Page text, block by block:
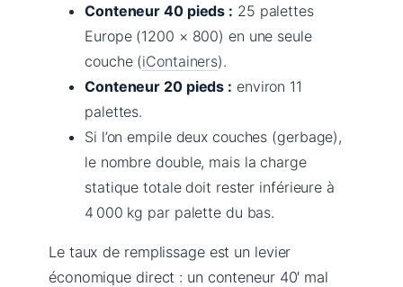
Conteneur 40 pieds : 25 palettes
Europe (1200 × 800) en une seule
couche (iContainers).
Conteneur 20 pieds : environ 11
palettes.
Si l’on empile deux couches (gerbage),
le nombre double, mais la charge
statique totale doit rester inférieure à
4 000 kg par palette du bas.
Le taux de remplissage est un levier
économique direct : un conteneur 40′ mal